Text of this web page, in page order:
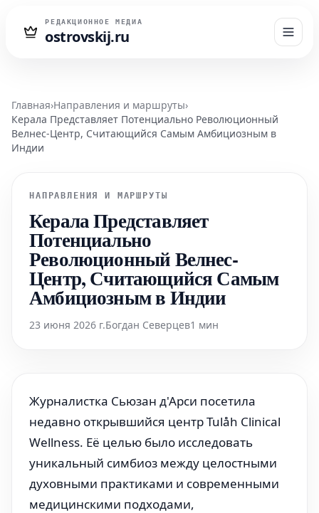
РЕДАКЦИОННОЕ МЕДИА
ostrovskij.ru
Главная›Направления и маршруты›
Керала Представляет Потенциально Революционный
Велнес-Центр, Считающийся Самым Амбициозным в
Индии
НАПРАВЛЕНИЯ И МАРШРУТЫ
Керала Представляет
Потенциально
Революционный Велнес-
Центр, Считающийся Самым
Амбициозным в Индии
23 июня 2026 г.Богдан Северцев1 мин
Журналистка Сьюзан д'Арси посетила
недавно открывшийся центр Tulåh Clinical
Wellness. Её целью было исследовать
уникальный симбиоз между целостными
духовными практиками и современными
медицинскими подходами,